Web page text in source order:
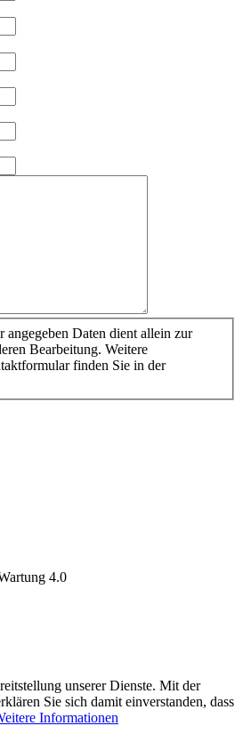
angegeben Daten dient allein zur
Bearbeitung. Weitere
finden Sie in der
4.0
unserer Dienste. Mit der
Sie sich damit einverstanden, dass
Informationen